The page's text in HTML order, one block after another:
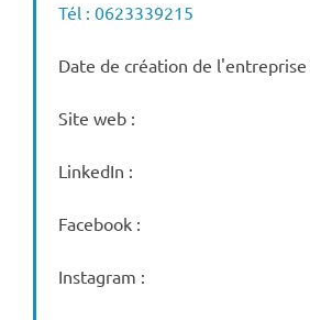
Tél : 0623339215
Date de création de l'entreprise
Site web :
LinkedIn :
Facebook :
Instagram :